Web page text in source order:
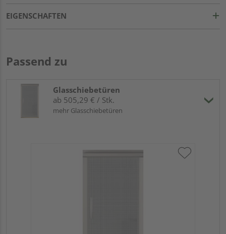
EIGENSCHAFTEN
Passend zu
Glasschiebetüren
ab 505,29 € / Stk.
mehr Glasschiebetüren